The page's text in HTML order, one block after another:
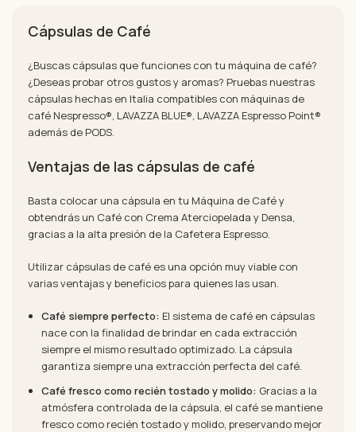
Cápsulas de Café
¿Buscas cápsulas que funciones con tu máquina de café?
¿Deseas probar otros gustos y aromas? Pruebas nuestras
cápsulas hechas en Italia compatibles con máquinas de
café Nespresso®, LAVAZZA BLUE®, LAVAZZA Espresso Point®
además de PODS.
Ventajas de las cápsulas de café
Basta colocar una cápsula en tu Máquina de Café y
obtendrás un Café con Crema Aterciopelada y Densa,
gracias a la alta presión de la Cafetera Espresso.
Utilizar cápsulas de café es una opción muy viable con
varias ventajas y beneficios para quienes las usan.
Café siempre perfecto: El sistema de café en cápsulas
nace con la finalidad de brindar en cada extracción
siempre el mismo resultado optimizado. La cápsula
garantiza siempre una extracción perfecta del café.
Café fresco como recién tostado y molido: Gracias a la
atmósfera controlada de la cápsula, el café se mantiene
fresco como recién tostado y molido, preservando mejor